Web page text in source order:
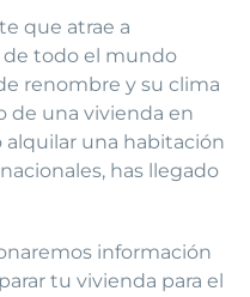
que atrae a
todo el mundo
renombre y su clima
de una vivienda en
alquilar una habitación
has llegado
información
tu vivienda para el